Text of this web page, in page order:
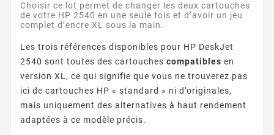
Choisir ce lot permet de changer les deux cartouches
de votre HP 2540 en une seule fois et d’avoir un jeu
complet d’encre XL sous la main.
Les trois références disponibles pour HP DeskJet
2540 sont toutes des cartouches compatibles en
version XL, ce qui signifie que vous ne trouverez pas
ici de cartouches HP « standard » ni d’originales,
mais uniquement des alternatives à haut rendement
adaptées à ce modèle précis.